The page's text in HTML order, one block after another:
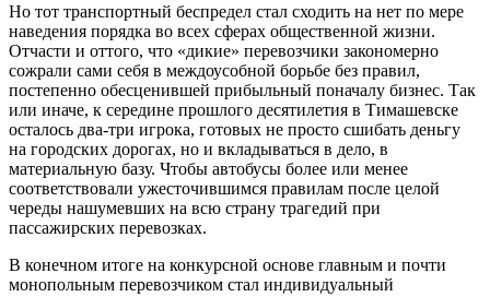
Но тот транспортный беспредел стал сходить на нет по мере
наведения порядка во всех сферах общественной жизни.
Отчасти и оттого, что «дикие» перевозчики закономерно
сожрали сами себя в междоусобной борьбе без правил,
постепенно обесценившей прибыльный поначалу бизнес. Так
или иначе, к середине прошлого десятилетия в Тимашевске
осталось два-три игрока, готовых не просто сшибать деньгу
на городских дорогах, но и вкладываться в дело, в
материальную базу. Чтобы автобусы более или менее
соответствовали ужесточившимся правилам после целой
череды нашумевших на всю страну трагедий при
пассажирских перевозках.
В конечном итоге на конкурсной основе главным и почти
монопольным перевозчиком стал индивидуальный